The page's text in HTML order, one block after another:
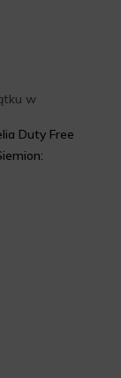
w
Duty Free